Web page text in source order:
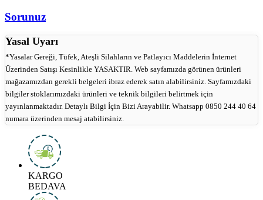
Sorunuz
Yasal Uyarı
*Yasalar Gereği, Tüfek, Ateşli Silahların ve Patlayıcı Maddelerin İnternet
Üzerinden Satışı Kesinlikle YASAKTIR. Web sayfamızda görünen ürünleri
mağazamızdan gerekli belgeleri ibraz ederek satın alabilirsiniz. Sayfamızdaki
bilgiler stoklarımızdaki ürünleri ve teknik bilgileri belirtmek için
yayınlanmaktadır. Detaylı Bilgi İçin Bizi Arayabilir. Whatsapp 0850 244 40 64
numara üzerinden mesaj atabilirsiniz.
KARGO
BEDAVA